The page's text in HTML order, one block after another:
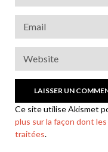
Ce site utilise Akismet
plus sur la façon dont
traitées.